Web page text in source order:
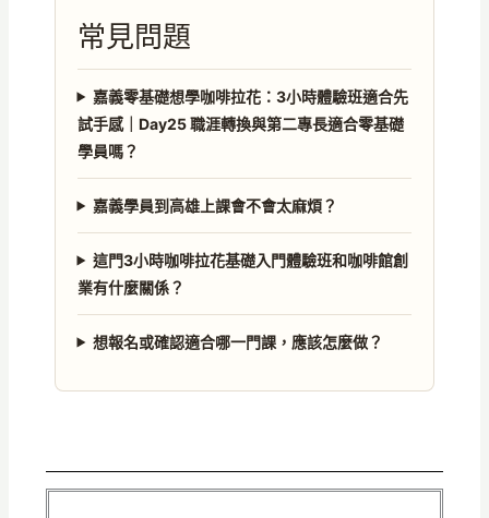
常見問題
嘉義零基礎想學咖啡拉花：3小時體驗班適合先
試手感｜Day25 職涯轉換與第二專長適合零基礎
學員嗎？
嘉義學員到高雄上課會不會太麻煩？
這門3小時咖啡拉花基礎入門體驗班和咖啡館創
業有什麼關係？
想報名或確認適合哪一門課，應該怎麼做？